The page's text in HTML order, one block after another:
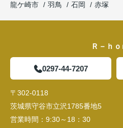
龍ケ崎市
羽鳥 石岡 赤塚
Ｒ－ｈｏ
0297-44-7207
〒302-0118
茨城県守谷市立沢1785番地5
営業時間： 9:30～18：30